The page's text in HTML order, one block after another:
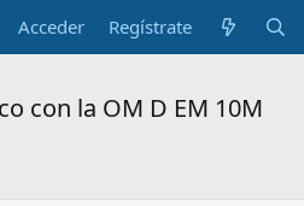
Acceder Regístrate
con la OM D EM 10M